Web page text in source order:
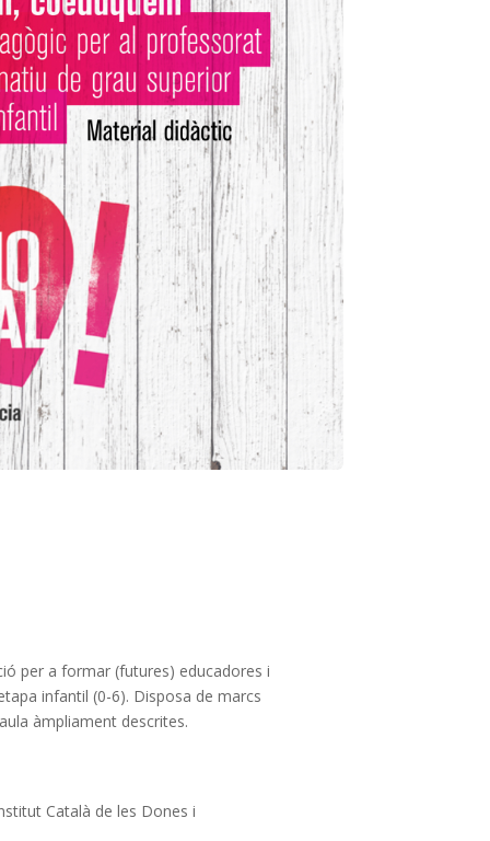
per a formar (futures) educadores i
infantil (0-6). Disposa de marcs
àmpliament descrites.
Català de les Dones i